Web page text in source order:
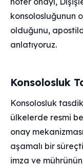
konsolosluğunun
olduğunu,
anlatıyoruz.
Konsolosluk
Konsolosluk
ülkelerde resmi
onay
aşamalı bir
imza ve